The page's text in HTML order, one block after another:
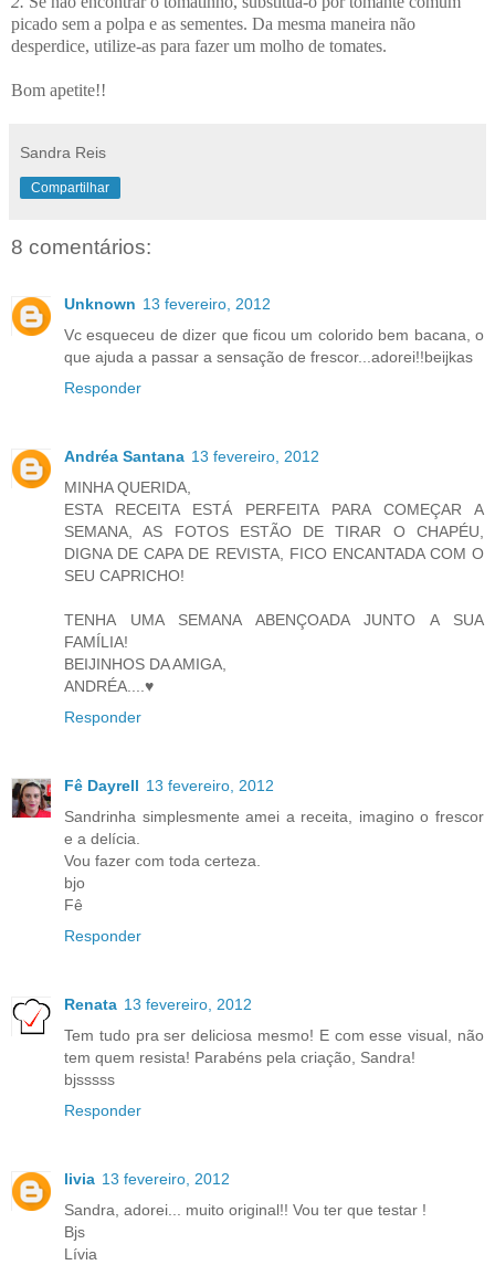
picado sem a polpa e as sementes. Da mesma maneira não
desperdice, utilize-as para fazer um molho de tomates.
Bom apetite!!
Sandra Reis
Compartilhar
8 comentários:
Unknown 13 fevereiro, 2012
Vc esqueceu de dizer que ficou um colorido bem bacana, o
que ajuda a passar a sensação de frescor...adorei!!beijkas
Responder
Andréa Santana 13 fevereiro, 2012
MINHA QUERIDA,
ESTA RECEITA ESTÁ PERFEITA PARA COMEÇAR A
SEMANA, AS FOTOS ESTÃO DE TIRAR O CHAPÉU,
DIGNA DE CAPA DE REVISTA, FICO ENCANTADA COM O
SEU CAPRICHO!
TENHA UMA SEMANA ABENÇOADA JUNTO A SUA
FAMÍLIA!
BEIJINHOS DA AMIGA,
ANDRÉA....♥
Responder
Fê Dayrell 13 fevereiro, 2012
Sandrinha simplesmente amei a receita, imagino o frescor
e a delícia.
Vou fazer com toda certeza.
bjo
Fê
Responder
Renata 13 fevereiro, 2012
Tem tudo pra ser deliciosa mesmo! E com esse visual, não
tem quem resista! Parabéns pela criação, Sandra!
bjsssss
Responder
livia 13 fevereiro, 2012
Sandra, adorei... muito original!! Vou ter que testar !
Bjs
Lívia